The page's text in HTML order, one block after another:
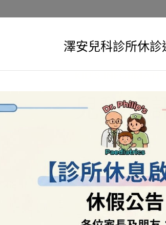
KID'S
兒科資
兒科資訊, 兒童黃疸
澤安兒科診所休診